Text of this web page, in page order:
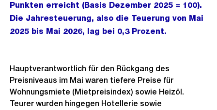
Punkten erreicht (Basis Dezember 2025 = 100).
Die Jahresteuerung, also die Teuerung von Mai
2025 bis Mai 2026, lag bei 0,3 Prozent.
Hauptverantwortlich für den Rückgang des
Preisniveaus im Mai waren tiefere Preise für
Wohnungsmiete (Mietpreisindex) sowie Heizöl.
Teurer wurden hingegen Hotellerie sowie